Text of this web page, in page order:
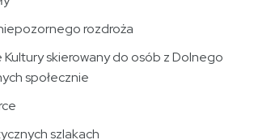
rozdroża
Kultury skierowany do osób z Dolnego
społecznie
szlakach